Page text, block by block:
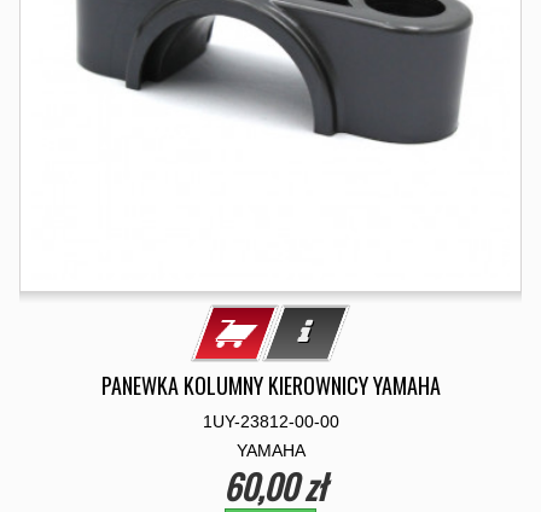
PANEWKA KOLUMNY KIEROWNICY YAMAHA
1UY-23812-00-00
YAMAHA
60,00 zł